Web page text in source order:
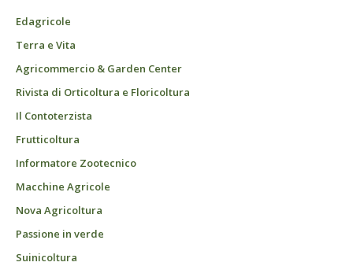
Edagricole
Terra e Vita
Agricommercio & Garden Center
Rivista di Orticoltura e Floricoltura
Il Contoterzista
Frutticoltura
Informatore Zootecnico
Macchine Agricole
Nova Agricoltura
Passione in verde
Suinicoltura